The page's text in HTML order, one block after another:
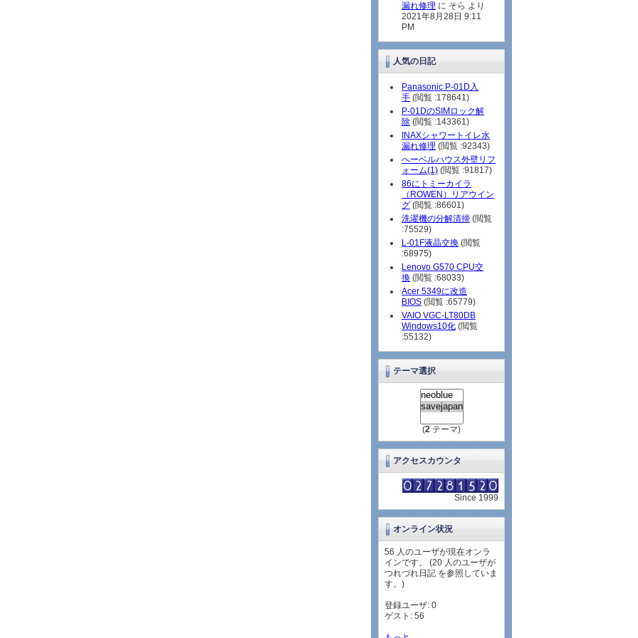
漏れ修理 に そら より
2021年8月28日 9:11
PM
人気の日記
Panasonic P-01D入
手 (閲覧 :178641)
P-01DのSIMロック解
除 (閲覧 :143361)
INAXシャワートイレ水
漏れ修理 (閲覧 :92343)
へーベルハウス外壁リフ
ォーム(1) (閲覧 :91817)
86にトミーカイラ
（ROWEN）リアウイン
グ (閲覧 :86601)
洗濯機の分解清掃 (閲覧
:75529)
L-01F液晶交換 (閲覧
:68975)
Lenovo G570 CPU交
換 (閲覧 :68033)
Acer 5349に改造
BIOS (閲覧 :65779)
VAIO VGC-LT80DB
Windows10化 (閲覧
:55132)
テーマ選択
(2 テーマ)
アクセスカウンタ
Since 1999
オンライン状況
56 人のユーザが現在オンラ
インです。 (20 人のユーザが
つれづれ日記 を参照していま
す。)
登録ユーザ: 0
ゲスト: 56